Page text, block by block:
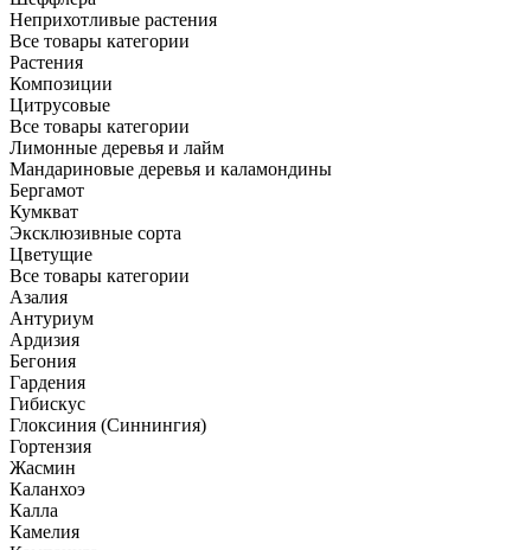
Неприхотливые растения
Все товары категории
Растения
Композиции
Цитрусовые
Все товары категории
Лимонные деревья и лайм
Мандариновые деревья и каламондины
Бергамот
Кумкват
Эксклюзивные сорта
Цветущие
Все товары категории
Азалия
Антуриум
Ардизия
Бегония
Гардения
Гибискус
Глоксиния (Синнингия)
Гортензия
Жасмин
Каланхоэ
Калла
Камелия